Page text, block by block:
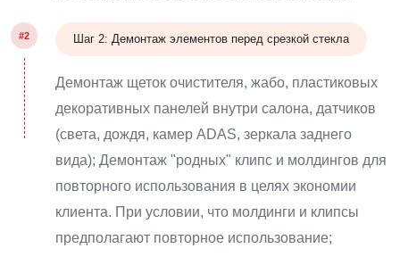
#2 Шаг 2: Демонтаж элементов перед срезкой стекла
Демонтаж щеток очистителя, жабо, пластиковых
декоративных панелей внутри салона, датчиков
(света, дождя, камер ADAS, зеркала заднего
вида); Демонтаж "родных" клипс и молдингов для
повторного использования в целях экономии
клиента. При условии, что молдинги и клипсы
предполагают повторное использование;